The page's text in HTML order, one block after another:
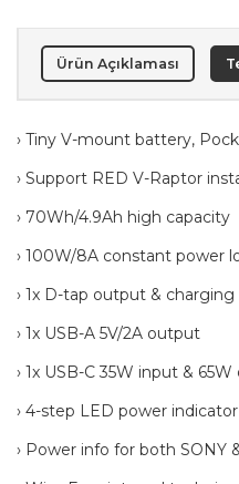
Ürün Açıklaması
› Tiny V-mount battery,
› Support RED V-Raptor
› 70Wh/4.9Ah high capacity
› 100W/8A constant power
› 1x D-tap output &
› 1x USB-A 5V/2A output
› 1x USB-C 35W input &
› 4-step LED power indicator
› Power info for both SONY